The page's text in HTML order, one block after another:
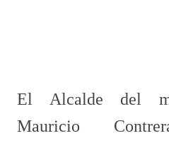
​El Alcalde del
Mauricio